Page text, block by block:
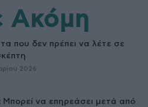
Ακόμη
που δεν πρέπει να λέτε σε
2026
να επηρεάσει μετά από